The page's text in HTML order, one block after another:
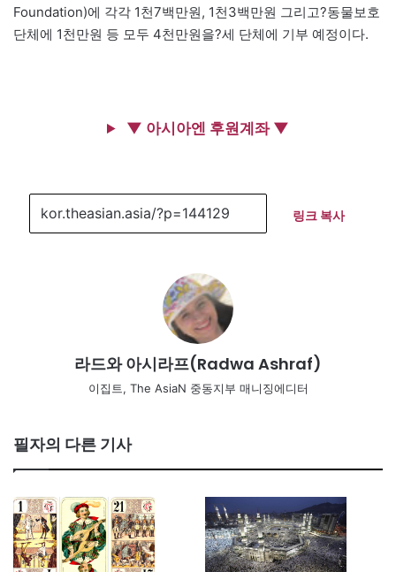
Foundation)에 각각 1천7백만원, 1천3백만원 그리고?동물보호
단체에 1천만원 등 모두 4천만원을?세 단체에 기부 예정이다.
▼ 아시아엔 후원계좌 ▼
링크 복사
라드와 아시라프(Radwa Ashraf)
이집트, The AsiaN 중동지부 매니징에디터
필자의 다른 기사